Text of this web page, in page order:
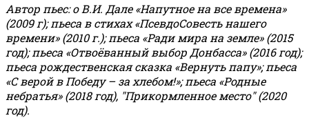
Автор пьес: о В.И. Дале «Напутное на все времена»
(2009 г); пьеса в стихах «ПсевдоСовесть нашего
времени» (2010 г.); пьеса «Ради мира на земле» (2015
год); пьеса «Отвоёванный выбор Донбасса» (2016 год);
пьеса рождественская сказка «Вернуть папу»; пьеса
«С верой в Победу – за хлебом!»;пьеса «Родные
небратья» (2018 год), "Прикормленное место" (2020
год).